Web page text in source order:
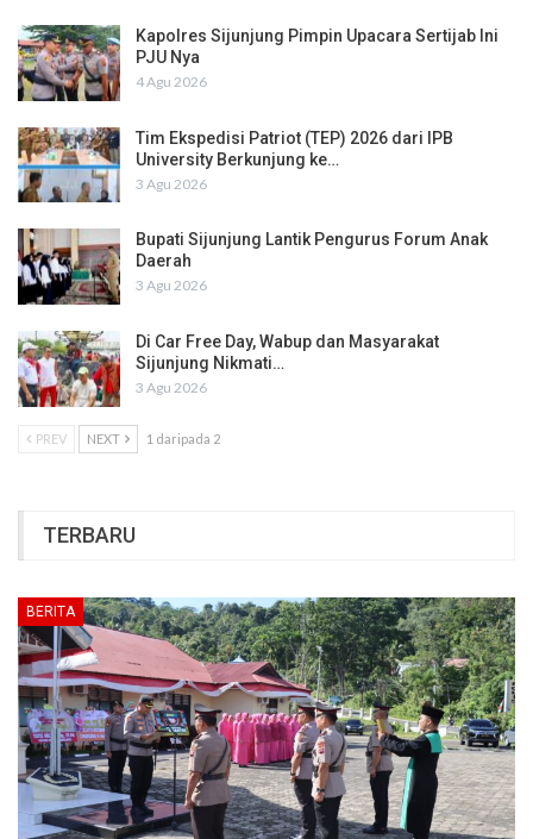
Kapolres Sijunjung Pimpin Upacara Sertijab Ini
PJU Nya
4 Agu 2026
Tim Ekspedisi Patriot (TEP) 2026 dari IPB
University Berkunjung ke…
3 Agu 2026
Bupati Sijunjung Lantik Pengurus Forum Anak
Daerah
3 Agu 2026
Di Car Free Day, Wabup dan Masyarakat
Sijunjung Nikmati…
3 Agu 2026
PREV NEXT 1 daripada 2
TERBARU
BERITA